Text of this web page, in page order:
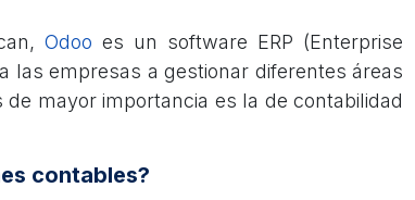
Odoo es un software ERP (Enterprise
las empresas a gestionar diferentes áreas
mayor importancia es la de contabilidad
contables?